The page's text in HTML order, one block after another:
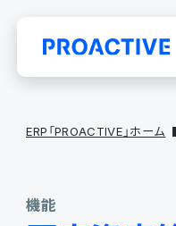
ERP「PROACTIVE」ホーム
機能